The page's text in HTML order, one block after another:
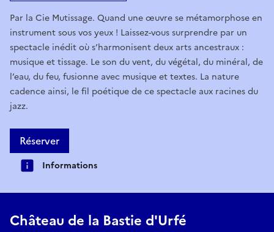
Par la Cie Mutissage. Quand une œuvre se métamorphose en
instrument sous vos yeux ! Laissez-vous surprendre par un
spectacle inédit où s’harmonisent deux arts ancestraux :
musique et tissage. Le son du vent, du végétal, du minéral, de
l’eau, du feu, fusionne avec musique et textes. La nature
cadence ainsi, le fil poétique de ce spectacle aux racines du
jazz.
Réserver
Informations
Château de la Bastie d'Urfé